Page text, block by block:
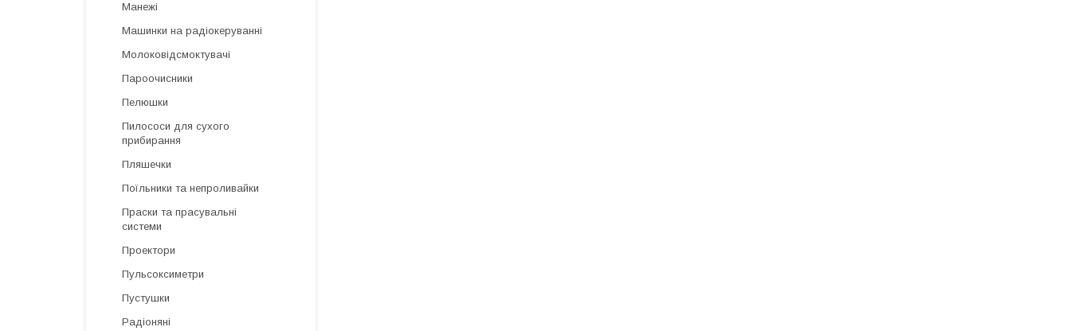
Манежі
Машинки на радіокеруванні
Молоковідсмоктувачі
Пароочисники
Пелюшки
Пилососи для сухого
прибирання
Пляшечки
Поїльники та непроливайки
Праски та прасувальні
системи
Проектори
Пульсоксиметри
Пустушки
Радіоняні